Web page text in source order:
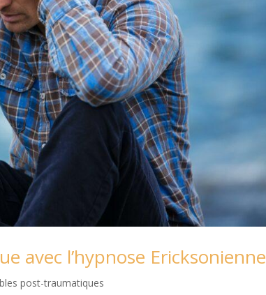
avec l’hypnose Ericksonienne
post-traumatiques